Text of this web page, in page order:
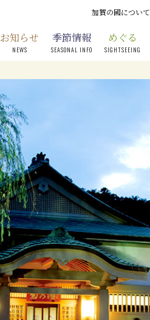
加賀の國について
お知らせ
NEWS
季節情報
SEASONAL INFO
めぐる
SIGHTSEEING